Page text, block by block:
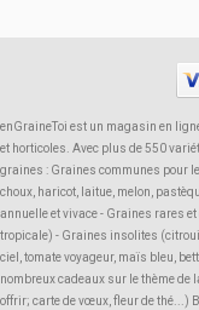
enGraineToi est un magasin en
et horticoles. Avec plus de 550
graines : Graines communes pour
choux, haricot, laitue, melon,
annuelle et vivace - Graines rares
tropicale) - Graines insolites
ciel, tomate voyageur, maïs bleu,
nombreux cadeaux sur le thème de
offrir; carte de vœux, fleur de thé...)